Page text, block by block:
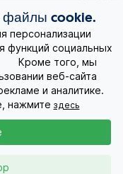
11д. от 1964 €
файлы cookie.
персонализации
функций социальных
Кроме того, мы
веб-сайта
и аналитике.
нажмите здесь